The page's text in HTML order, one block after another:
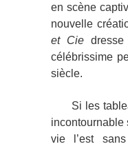
en scène
nouvelle
et Ciedresse
célébrissime
siècle.
Si les
incontournable
vie l’est